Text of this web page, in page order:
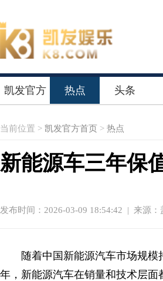
凯发官方 热点 头条
当前位置 > 凯发官方首页 > 热点
新能源车三年保
发布时间：2026-03-09 18:54:42 | 来源：
随着中国新能源汽车市场规
年，新能源汽车在销量和技术层